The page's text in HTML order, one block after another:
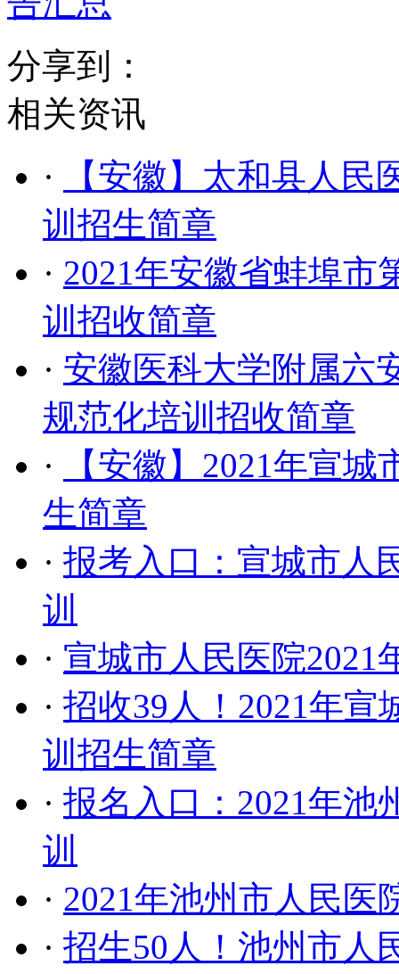
分享到：
相关资讯
·
【安徽】太和县人
训招生简章
· 2021年安徽省蚌埠市
训招收简章
· 安徽医科大学附属六
规范化培训招收简章
·
【安徽】2021年宣
生简章
· 报考入口：宣城市人
训
· 宣城市人民医院2021
· 招收39人！2021年宣
训招生简章
· 报名入口：2021年池
训
· 2021年池州市人民医
· 招生50人！池州市人